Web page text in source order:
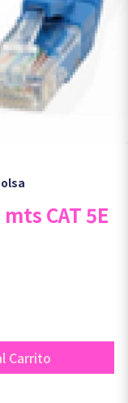
CAT 5E
Carrito